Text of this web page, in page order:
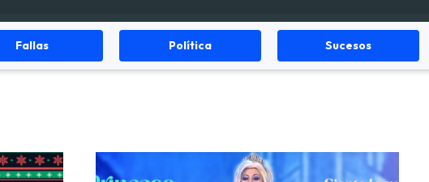
Fallas Política Sucesos